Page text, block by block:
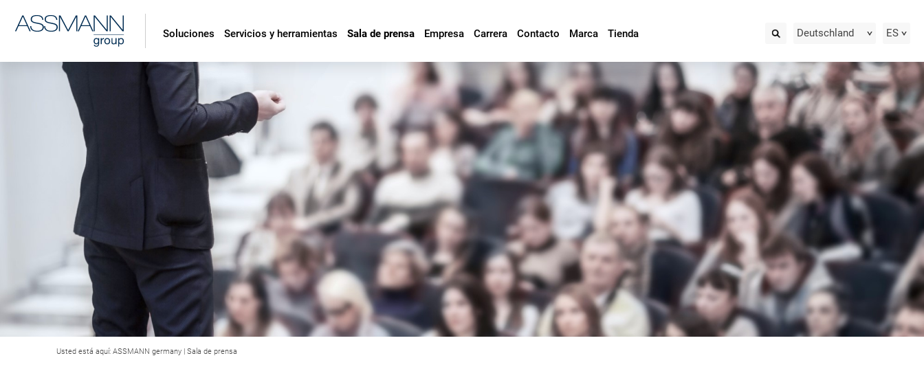
Deutschland ES
Soluciones Servicios y herramientas Sala de prensa Empresa Carrera Contacto Marca Tienda
Usted está aquí: ASSMANN germany | Sala de prensa